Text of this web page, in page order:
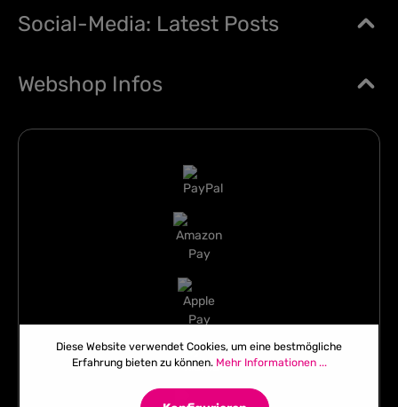
Social-Media: Latest Posts
Webshop Infos
Diese Website verwendet Cookies, um eine bestmögliche
Erfahrung bieten zu können. Mehr Informationen ...